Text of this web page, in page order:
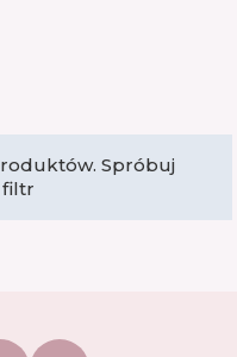
Spróbuj
filtr